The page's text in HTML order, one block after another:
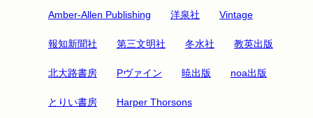
Amber-Allen Publishing 洋泉社 Vintage
報知新聞社 第三文明社 冬水社 教英出版
北大路書房 Pヴァイン 暁出版 noa出版
とりい書房 Harper Thorsons